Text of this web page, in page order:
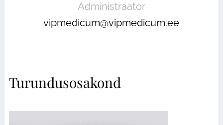
Administraator
vipmedicum@vipmedicum.ee
Turundusosakond